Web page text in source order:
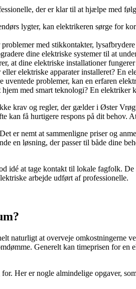
der er klar til at hjælpe med
lygter, kan elektrikeren sørge for
med stikkontakter,
dine elektriske systemer til at
at dine elektriske installationer
elektriske apparater installeret? En
problemer, kan en erfaren
med smart teknologi? En elektriker
krav og regler, der gælder i Øster
kan få hurtigere respons på dit
er nemt at sammenligne priser og
en løsning, der passer til både dine
idé at tage kontakt til lokale fagfolk.
arbejde udført af professionelle.
naturligt at overveje omkostningerne
Generelt kan timeprisen for
Her er nogle almindelige opgaver,